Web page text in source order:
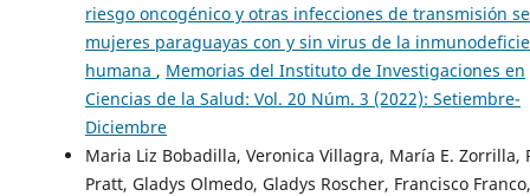
riesgo oncogénico y otras infecciones de transmisión
mujeres paraguayas con y sin virus de la
humana , Memorias del Instituto de Investigaciones en
Ciencias de la Salud: Vol. 20 Núm. 3 (2022): Setiembre-
Diciembre
Maria Liz Bobadilla, Veronica Villagra, María E. Zorrilla,
Pratt, Gladys Olmedo, Gladys Roscher, Francisco